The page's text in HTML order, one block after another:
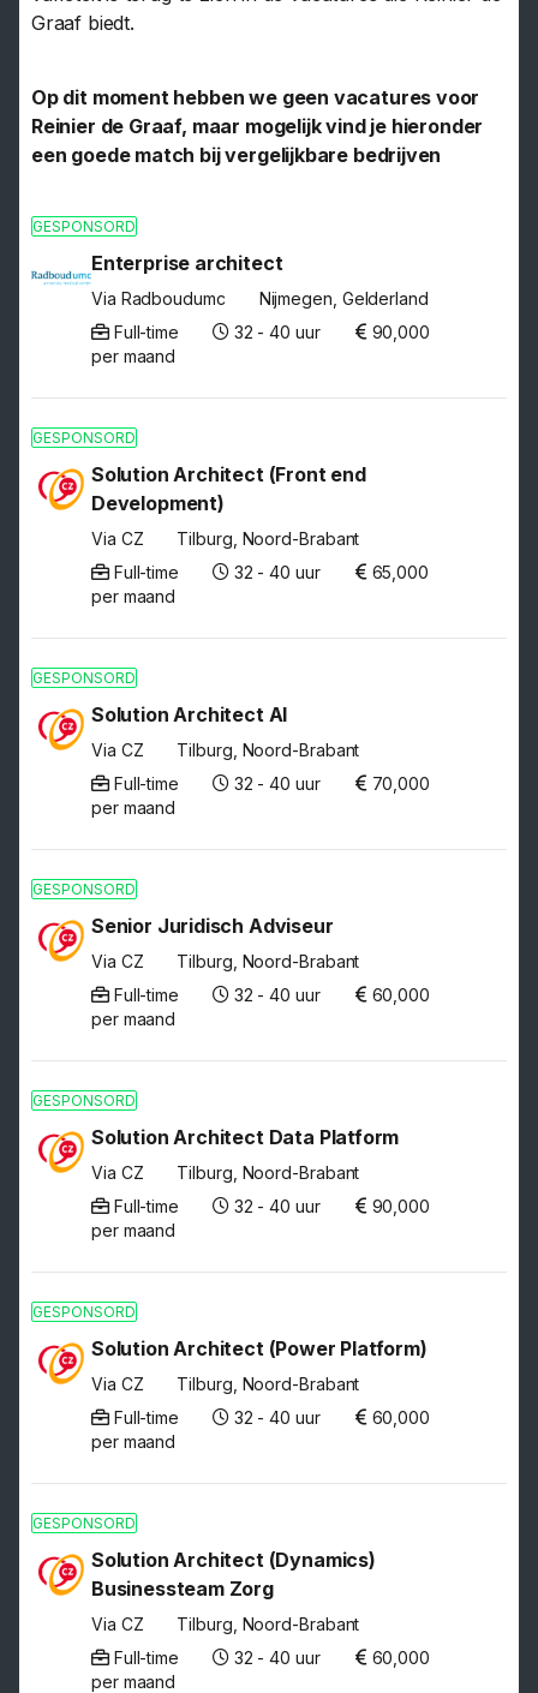
Graaf biedt.
Op dit moment hebben we geen vacatures voor
Reinier de Graaf, maar mogelijk vind je hieronder
een goede match bij vergelijkbare bedrijven
GESPONSORD
Enterprise architect
Via Radboudumc
Nijmegen, Gelderland
Full-time
32 - 40 uur
90,000
per maand
GESPONSORD
Solution Architect (Front end
Development)
Via CZ
Tilburg, Noord-Brabant
Full-time
32 - 40 uur
65,000
per maand
GESPONSORD
Solution Architect AI
Via CZ
Tilburg, Noord-Brabant
Full-time
32 - 40 uur
70,000
per maand
GESPONSORD
Senior Juridisch Adviseur
Via CZ
Tilburg, Noord-Brabant
Full-time
32 - 40 uur
60,000
per maand
GESPONSORD
Solution Architect Data Platform
Via CZ
Tilburg, Noord-Brabant
Full-time
32 - 40 uur
90,000
per maand
GESPONSORD
Solution Architect (Power Platform)
Via CZ
Tilburg, Noord-Brabant
Full-time
32 - 40 uur
60,000
per maand
GESPONSORD
Solution Architect (Dynamics)
Businessteam Zorg
Via CZ
Tilburg, Noord-Brabant
Full-time
32 - 40 uur
60,000
per maand